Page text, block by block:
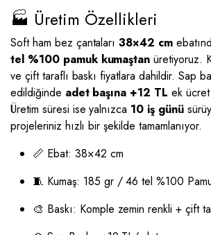
🏭 Üretim Özellikleri
Soft ham bez çantaları38×42 cm
tel %100 pamuk kumaştan üretiyoruz.
ve çift taraflı baskı fiyatlara dahildir. Sap
edildiğinde adet başına +12 TL ek ücret
Üretim süresi ise yalnızca 10 iş günü
projeleriniz hızlı bir şekilde tamamlanıyor.
📏 Ebat: 38×42 cm
🧵 Kumaş: 185 gr / 46 tel %100
🎨 Baskı: Komple zemin renkli + çift